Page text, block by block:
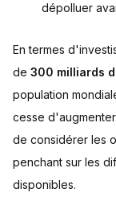
dépolluer
En termes
de 300 milliards
population
cesse
de considérer les
penchant sur les
disponibles.